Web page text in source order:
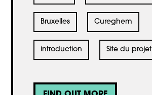
Bruxelles Cureghem
introduction Site du projet